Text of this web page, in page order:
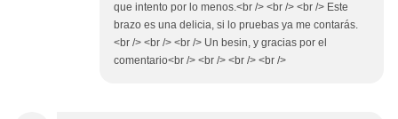
que intento por lo menos.<br /> <br /> <br /> Este
brazo es una delicia, si lo pruebas ya me contarás.
<br /> <br /> <br /> Un besin, y gracias por el
comentario<br /> <br /> <br /> <br />